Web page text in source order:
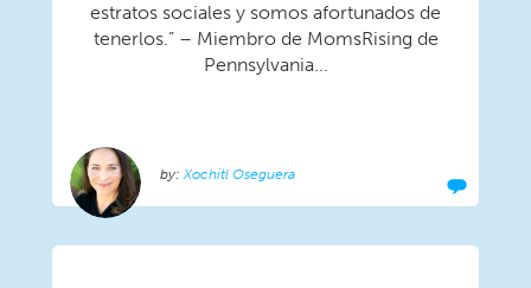
estratos sociales y somos afortunados de
tenerlos.” – Miembro de MomsRising de
Pennsylvania...
Xochitl Oseguera